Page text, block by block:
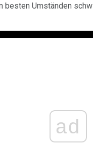
Umständen
ad